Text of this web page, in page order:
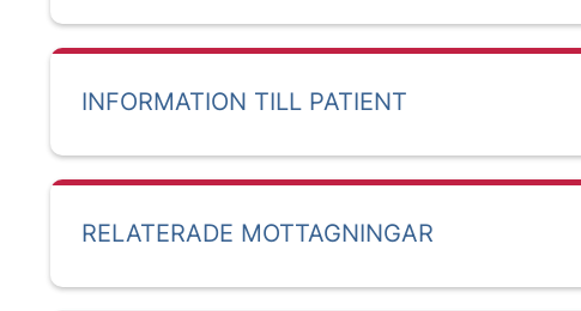
INFORMATION TILL PATIENT
RELATERADE MOTTAGNINGAR